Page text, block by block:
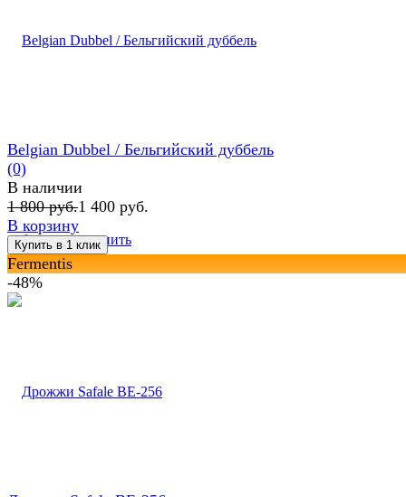
избранное сравнить
Belgian Dubbel / Бельгийский дуббель
(0)
В наличии
1 800 руб.1 400 руб.
В корзину
Fermentis
-48%